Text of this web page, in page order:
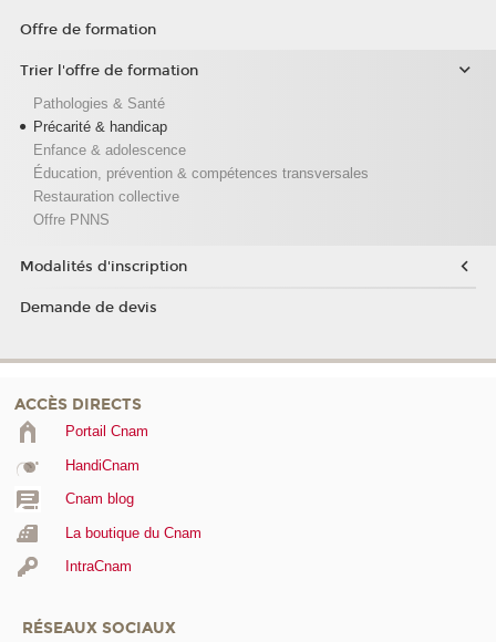
Offre de formation
Trier l'offre de formation
Pathologies & Santé
Précarité & handicap
Enfance & adolescence
Éducation, prévention & compétences transversales
Restauration collective
Offre PNNS
Modalités d'inscription
Demande de devis
ACCÈS DIRECTS
Portail Cnam
HandiCnam
Cnam blog
La boutique du Cnam
IntraCnam
RÉSEAUX SOCIAUX